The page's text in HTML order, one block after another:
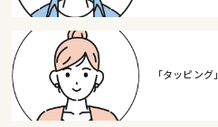
「タッピン